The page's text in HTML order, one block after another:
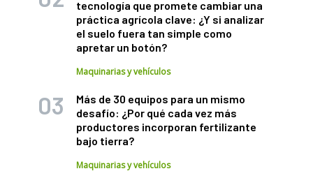
tecnología que promete cambiar una
práctica agrícola clave: ¿Y si analizar
el suelo fuera tan simple como
apretar un botón?
Maquinarias y vehículos
Más de 30 equipos para un mismo
desafío: ¿Por qué cada vez más
productores incorporan fertilizante
bajo tierra?
Maquinarias y vehículos